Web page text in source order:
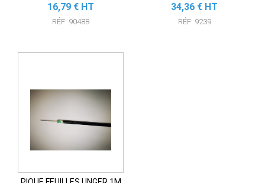
Prix
16,79 € HT
RÉF: 9048B
Prix
34,36 € HT
RÉF: 9239